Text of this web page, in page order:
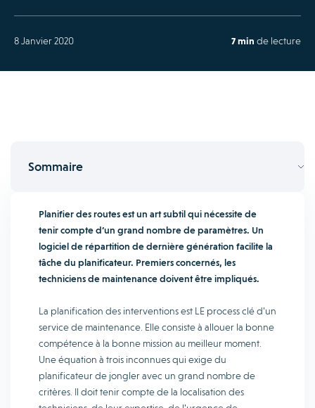
8 Janvier 2020 7 min de lecture
Sommaire
Planifier des routes est un art subtil qui nécessite de
tenir compte d’un grand nombre de paramètres. Un
logiciel de répartition de dernière génération facilite la
tâche du planificateur. Premiers concernés, les
techniciens de maintenance doivent être impliqués.
La planification des interventions est LE process clé d’un
service de maintenance. Elle consiste à allouer la bonne
compétence à la bonne mission au meilleur moment.
Une équation à trois inconnues qui exige du
planificateur de jongler avec un grand nombre de
critères. Il doit tenir compte de la localisation des